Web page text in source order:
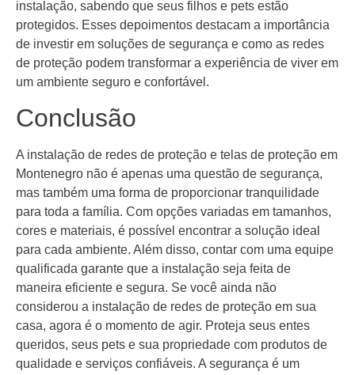
instalação, sabendo que seus filhos e pets estão
protegidos. Esses depoimentos destacam a importância
de investir em soluções de segurança e como as redes
de proteção podem transformar a experiência de viver em
um ambiente seguro e confortável.
Conclusão
A instalação de redes de proteção e telas de proteção em
Montenegro não é apenas uma questão de segurança,
mas também uma forma de proporcionar tranquilidade
para toda a família. Com opções variadas em tamanhos,
cores e materiais, é possível encontrar a solução ideal
para cada ambiente. Além disso, contar com uma equipe
qualificada garante que a instalação seja feita de
maneira eficiente e segura. Se você ainda não
considerou a instalação de redes de proteção em sua
casa, agora é o momento de agir. Proteja seus entes
queridos, seus pets e sua propriedade com produtos de
qualidade e serviços confiáveis. A segurança é um